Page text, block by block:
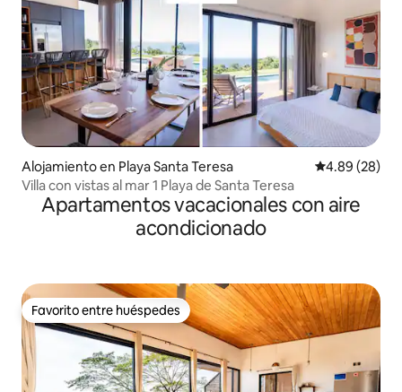
Alojamiento en Playa Santa Teresa Calificación
4.89 (28)
Villa con vistas al mar 1 Playa de Santa Teresa
Apartamentos vacacionales con aire
acondicionado
Favorito entre huéspedes
Favorito entre huéspedes